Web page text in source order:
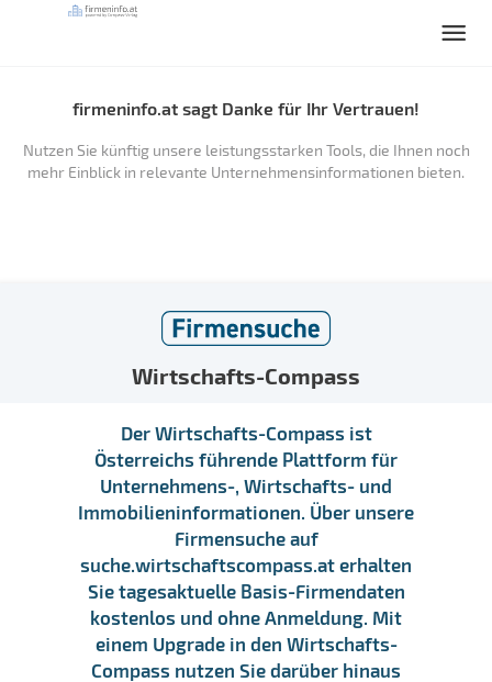
firmeninfo.at sagt Danke für Ihr Vertrauen!
Nutzen Sie künftig unsere leistungsstarken Tools, die Ihnen noch
mehr Einblick in relevante Unternehmensinformationen bieten.
Wirtschafts-Compass
Der Wirtschafts-Compass ist
Österreichs führende Plattform für
Unternehmens-, Wirtschafts- und
Immobilieninformationen. Über unsere
Firmensuche auf
suche.wirtschaftscompass.at erhalten
Sie tagesaktuelle Basis-Firmendaten
kostenlos und ohne Anmeldung. Mit
einem Upgrade in den Wirtschafts-
Compass nutzen Sie darüber hinaus